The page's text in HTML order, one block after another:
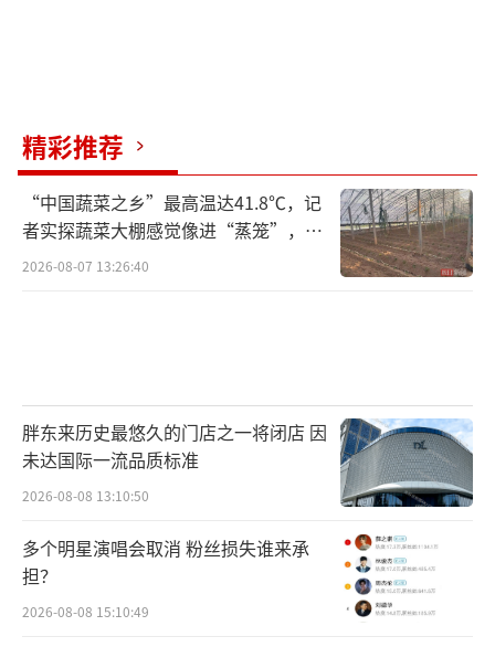
精彩推荐
“中国蔬菜之乡”最高温达41.8℃，记
者实探蔬菜大棚感觉像进“蒸笼”，有
村民称只能凌晨两点起来干活
2026-08-07 13:26:40
胖东来历史最悠久的门店之一将闭店 因
未达国际一流品质标准
2026-08-08 13:10:50
多个明星演唱会取消 粉丝损失谁来承
担？
2026-08-08 15:10:49